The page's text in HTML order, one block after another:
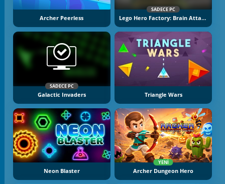
Archer Peerless
SADECE PC
Lego Hero Factory: Brain Attack
SADECE PC
Galactic Invaders Triangle Wars
Neon Blaster
YENI
Archer Dungeon Hero